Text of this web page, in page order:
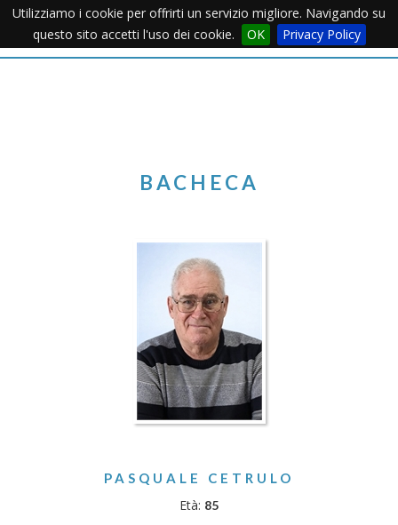
Utilizziamo i cookie per offrirti un servizio migliore. Navigando su
questo sito accetti l'uso dei cookie.
OK Privacy PolicyMenu
BACHECA
PASQUALE CETRULO
Età: 85